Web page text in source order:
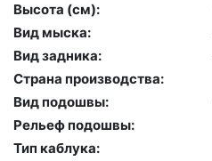
Высота (cм):
Вид мыска:
Вид задника:
Страна производства:
Вид подошвы:
Рельеф подошвы:
Тип каблука: